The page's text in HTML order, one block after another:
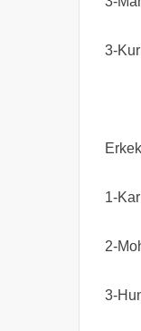
3-
1-
2-
3-